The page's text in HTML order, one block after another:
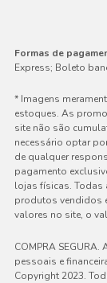
Formas de
Express; Boleto
* Imagens
estoques. As
site não são
necessário optar
de qualquer
pagamento
lojas físicas. Todas
produtos vendidos
valores no site, o
COMPRA
pessoais e
Copyright 2023.